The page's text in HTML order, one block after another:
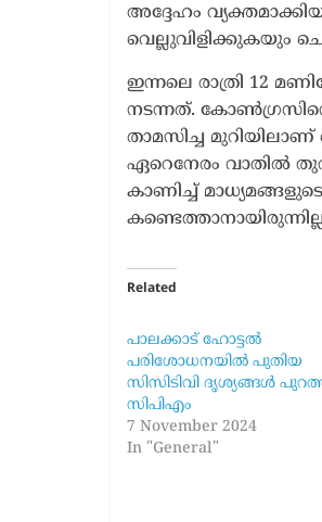
അദ്ദേഹം
വെല്ലുവിളിക്കുകയും
ഇന്നലെ രാത്രി 12
നടന്നത്.
താമസിച്ച
ഏറെനേരം വാതിൽ
കാണിച്ച്
Related
പാലക്കാട് ഹോട്ടല്‍
പരിശോധനയില്‍ പുതിയ
സിസിടിവി ദൃശ്യങ്ങൾ
സിപിഎം
7 November 2024
In "General"